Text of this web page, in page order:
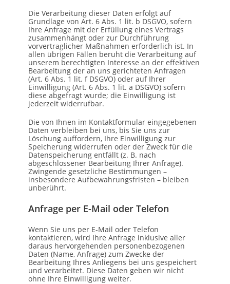
Die Verarbeitung dieser Daten erfolgt auf
Grundlage von Art. 6 Abs. 1 lit. b DSGVO, sofern
Ihre Anfrage mit der Erfüllung eines Vertrags
zusammenhängt oder zur Durchführung
vorvertraglicher Maßnahmen erforderlich ist. In
allen übrigen Fällen beruht die Verarbeitung auf
unserem berechtigten Interesse an der effektiven
Bearbeitung der an uns gerichteten Anfragen
(Art. 6 Abs. 1 lit. f DSGVO) oder auf Ihrer
Einwilligung (Art. 6 Abs. 1 lit. a DSGVO) sofern
diese abgefragt wurde; die Einwilligung ist
jederzeit widerrufbar.
Die von Ihnen im Kontaktformular eingegebenen
Daten verbleiben bei uns, bis Sie uns zur
Löschung auffordern, Ihre Einwilligung zur
Speicherung widerrufen oder der Zweck für die
Datenspeicherung entfällt (z. B. nach
abgeschlossener Bearbeitung Ihrer Anfrage).
Zwingende gesetzliche Bestimmungen –
insbesondere Aufbewahrungsfristen – bleiben
unberührt.
Anfrage per E-Mail oder Telefon
Wenn Sie uns per E-Mail oder Telefon
kontaktieren, wird Ihre Anfrage inklusive aller
daraus hervorgehenden personenbezogenen
Daten (Name, Anfrage) zum Zwecke der
Bearbeitung Ihres Anliegens bei uns gespeichert
und verarbeitet. Diese Daten geben wir nicht
ohne Ihre Einwilligung weiter.